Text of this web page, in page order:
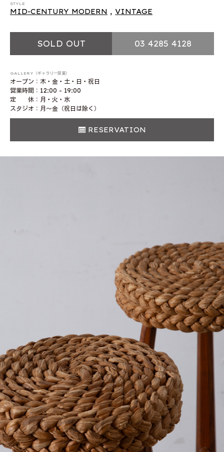
STYLE
MID-CENTURY MODERN , VINTAGE
SOLD OUT 03 4285 4128
GALLERY（ギャラリー営業）
オープン：木・金・土・日・祝日
営業時間：12:00 - 19:00
定 休：月・火・水
スタジオ：月〜金（祝日は除く）
RESERVATION